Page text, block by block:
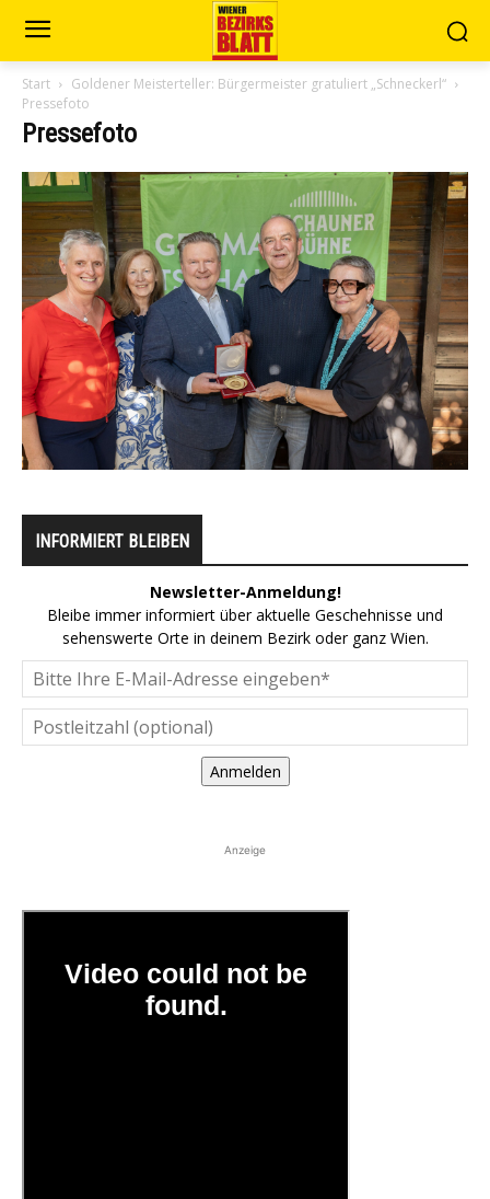
Start
Goldener Meisterteller: Bürgermeister gratuliert „Schneckerl“
Pressefoto
Pressefoto
INFORMIERT BLEIBEN
Newsletter-Anmeldung!
Bleibe immer informiert über aktuelle Geschehnisse und
sehenswerte Orte in deinem Bezirk oder ganz Wien.
Anmelden
Anzeige